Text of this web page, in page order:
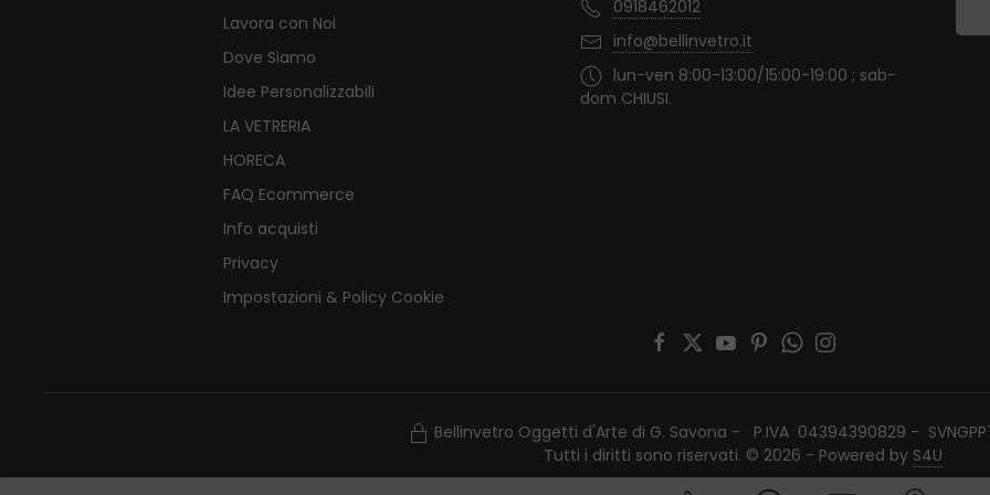
Lavora con Noi
Dove Siamo
Idee Personalizzabili
LA VETRERIA
HORECA
FAQ Ecommerce
Info acquisti
Privacy
Impostazioni & Policy Cookie
0918462012
info@bellinvetro.it
lun-ven 8:00-13:00/15:00-19:00 ; sab-
dom CHIUSI.
Bellinvetro Oggetti d'Arte di G. Savona - P.IVA 04394390829 -
Tutti i diritti sono riservati. © 2026 - Powered by S4U